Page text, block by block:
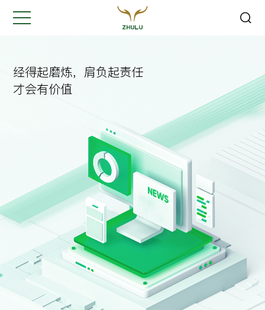
经得起磨炼，肩负起责任
才会有价值
是我们最重要的工作之一...
联系方式: *
您的需求: